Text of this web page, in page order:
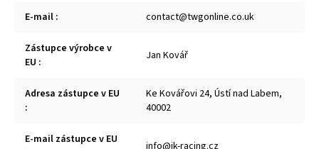
E-mail : contact@twgonline.co.uk
Zástupce výrobce v
EU : Jan Kovář
Adresa zástupce v EU
:
Ke Kovářovi 24, Ústí nad Labem,
40002
E-mail zástupce v EU